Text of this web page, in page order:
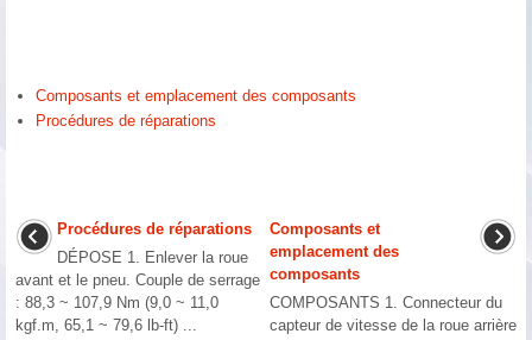
Composants et emplacement des composants
Procédures de réparations
Procédures de réparations
DÉPOSE 1. Enlever la roue
avant et le pneu. Couple de serrage
: 88,3 ~ 107,9 Nm (9,0 ~ 11,0
kgf.m, 65,1 ~ 79,6 lb-ft) ...
Composants et
emplacement des
composants
COMPOSANTS 1. Connecteur du
capteur de vitesse de la roue arrière